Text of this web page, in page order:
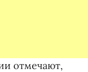
отмечают,